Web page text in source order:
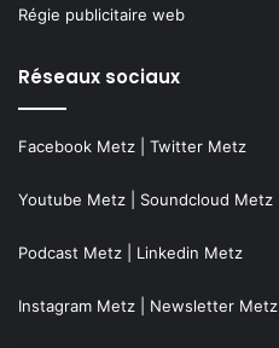
Régie publicitaire web
Réseaux sociaux
Facebook Metz Twitter Metz
Youtube Metz Soundcloud Metz
Podcast Metz Linkedin Metz
Instagram Metz Newsletter Metz